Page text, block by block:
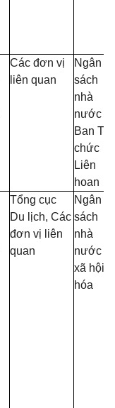
Các đơn vị
liên quan
Ngân
sách
nhà
nước
Ban Tổ
chức
Liên
hoan
Tổng cục
Du lịch, Các
đơn vị liên
quan
Ngân
sách
nhà
nước
xã hội
hóa